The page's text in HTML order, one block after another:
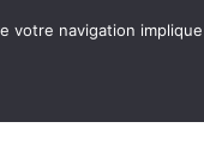
votre navigation